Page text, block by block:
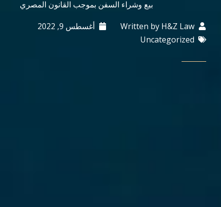
بيع وشراء السفن بموجب القانون المصري
Written by H&Z Law
أغسطس 9, 2022
Uncategorized